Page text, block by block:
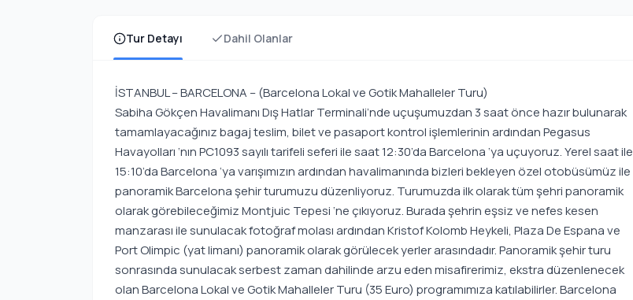
Tur Detayı Dahil Olanlar
İSTANBUL – BARCELONA – (Barcelona Lokal ve Gotik Mahalleler Turu)
Sabiha Gökçen Havalimanı Dış Hatlar Terminali’nde uçuşumuzdan 3 saat önce hazır bulunarak
tamamlayacağınız bagaj teslim, bilet ve pasaport kontrol işlemlerinin ardından Pegasus
Havayolları ‘nın PC1093 sayılı tarifeli seferi ile saat 12:30’da Barcelona ‘ya uçuyoruz. Yerel saat ile
15:10’da Barcelona ‘ya varışımızın ardından havalimanında bizleri bekleyen özel otobüsümüz ile
panoramik Barcelona şehir turumuzu düzenliyoruz. Turumuzda ilk olarak tüm şehri panoramik
olarak görebileceğimiz Montjuic Tepesi ‘ne çıkıyoruz. Burada şehrin eşsiz ve nefes kesen
manzarası ile sunulacak fotoğraf molası ardından Kristof Kolomb Heykeli, Plaza De Espana ve
Port Olimpic (yat limanı) panoramik olarak görülecek yerler arasındadır. Panoramik şehir turu
sonrasında sunulacak serbest zaman dahilinde arzu eden misafirerimiz, ekstra düzenlenecek
olan Barcelona Lokal ve Gotik Mahalleler Turu (35 Euro) programımıza katılabilirler. Barcelona